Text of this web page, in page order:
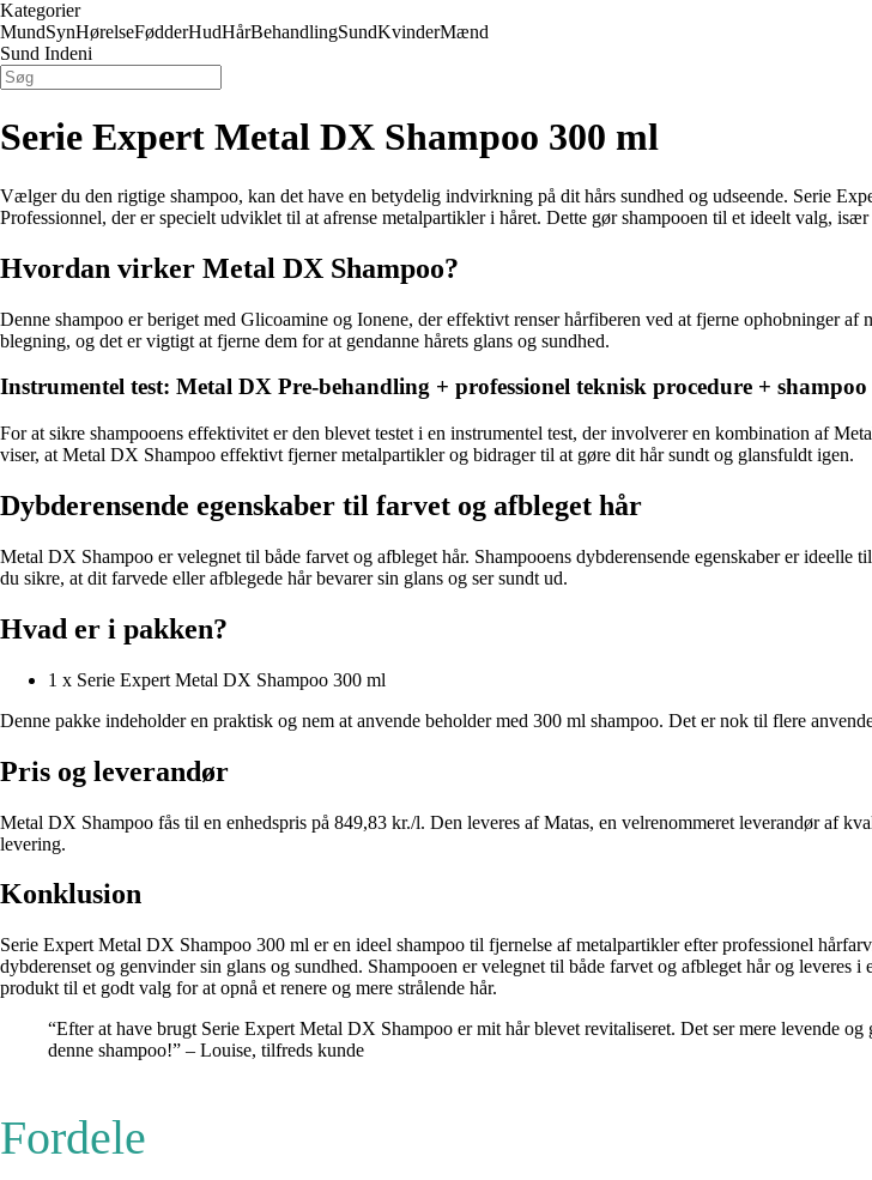
Kategorier
MundSynHørelseFødderHudHårBehandlingSundKvinderMænd
Sund Indeni
Serie Expert Metal DX Shampoo 300 ml
Vælger du den rigtige shampoo, kan det have en betydelig indvirkning på dit hårs sundhed og udseende. Serie
Professionnel, der er specielt udviklet til at afrense metalpartikler i håret. Dette gør shampooen til et ideelt valg,
Hvordan virker Metal DX Shampoo?
Denne shampoo er beriget med Glicoamine og Ionene, der effektivt renser hårfiberen ved at fjerne ophobninger
blegning, og det er vigtigt at fjerne dem for at gendanne hårets glans og sundhed.
Instrumentel test: Metal DX Pre-behandling + professionel teknisk procedure + shampoo
For at sikre shampooens effektivitet er den blevet testet i en instrumentel test, der involverer en kombination af
viser, at Metal DX Shampoo effektivt fjerner metalpartikler og bidrager til at gøre dit hår sundt og glansfuldt igen.
Dybderensende egenskaber til farvet og afbleget hår
Metal DX Shampoo er velegnet til både farvet og afbleget hår. Shampooens dybderensende egenskaber er
du sikre, at dit farvede eller afblegede hår bevarer sin glans og ser sundt ud.
Hvad er i pakken?
1 x Serie Expert Metal DX Shampoo 300 ml
Denne pakke indeholder en praktisk og nem at anvende beholder med 300 ml shampoo. Det er nok til flere
Pris og leverandør
Metal DX Shampoo fås til en enhedspris på 849,83 kr./l. Den leveres af Matas, en velrenommeret leverandør af
levering.
Konklusion
Serie Expert Metal DX Shampoo 300 ml er en ideel shampoo til fjernelse af metalpartikler efter professionel
dybderenset og genvinder sin glans og sundhed. Shampooen er velegnet til både farvet og afbleget hår og
produkt til et godt valg for at opnå et renere og mere strålende hår.
“Efter at have brugt Serie Expert Metal DX Shampoo er mit hår blevet revitaliseret. Det ser mere levende
denne shampoo!” – Louise, tilfreds kunde
Fordele